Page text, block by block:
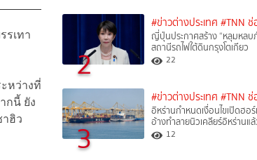
รเทา
หว่างที่
กนี้ ยัง
ฮิว
2
#ข่าวต่างประเทศ #TNN ช่
ญี่ปุ่นประกาศสร้าง “หลุมหลบ
สถานีรถไฟใต้ดินกรุงโตเกียว
22
3
#ข่าวต่างประเทศ #TNN ช่
อิหร่านกำหนดเงื่อนไขเปิดฮอ
อ้างทำลายนิวเคลียร์อิหร่านแ
12